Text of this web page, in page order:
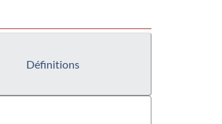
Définitions